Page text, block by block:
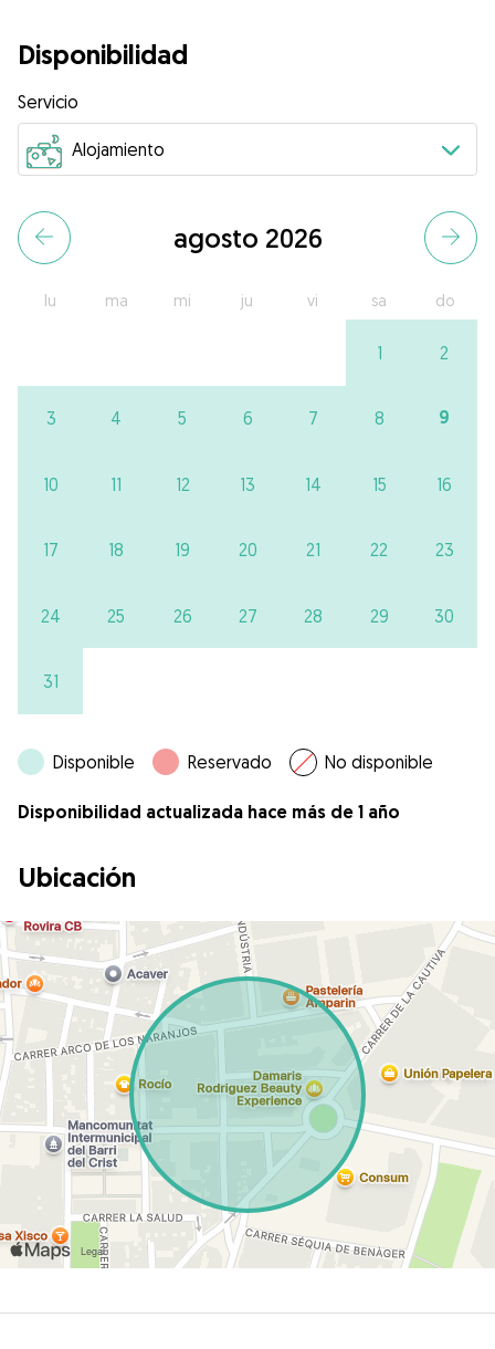
Disponibilidad
Servicio
agosto 2026
lu ma mi ju vi sa do
1 2
3 4 5 6 7 8 9
10 11 12 13 14 15 16
17 18 19 20 21 22 23
24 25 26 27 28 29 30
31
Disponible Reservado No disponible
Disponibilidad actualizada hace más de 1 año
Ubicación